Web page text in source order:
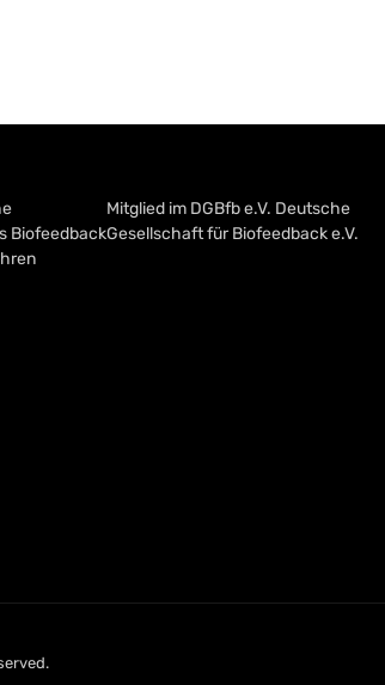
Biofeedback
Mitglied im DGBfb e.V. Deutsche
Gesellschaft für Biofeedback e.V.